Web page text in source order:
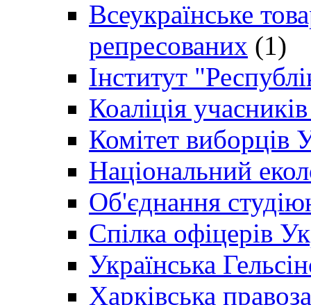
Всеукраїнське
репресованих (1)
Інститут
Коаліція
Комітет виборців
Національний
Об'єднання
Спілка офіцерів
Українська
Харківська